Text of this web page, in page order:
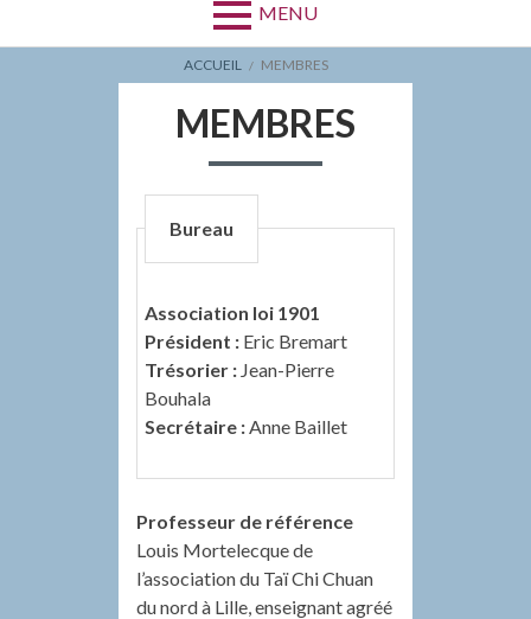
MENU
FIL
D'ARIANE
ACCUEIL MEMBRES
MEMBRES
Bureau
Association loi 1901
Président : Eric Bremart
Trésorier : Jean-Pierre
Bouhala
Secrétaire :Anne Baillet
Professeur de référence
Louis Mortelecque de
l’association du Taï Chi Chuan
du nord à Lille, enseignant agréé